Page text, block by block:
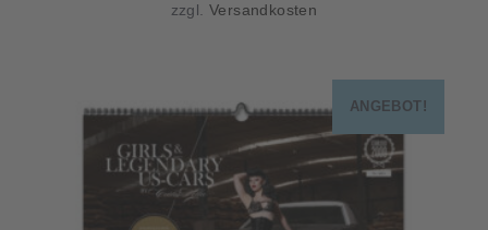
56,80 €.
zzgl.Versandkosten
ANGEBOT!